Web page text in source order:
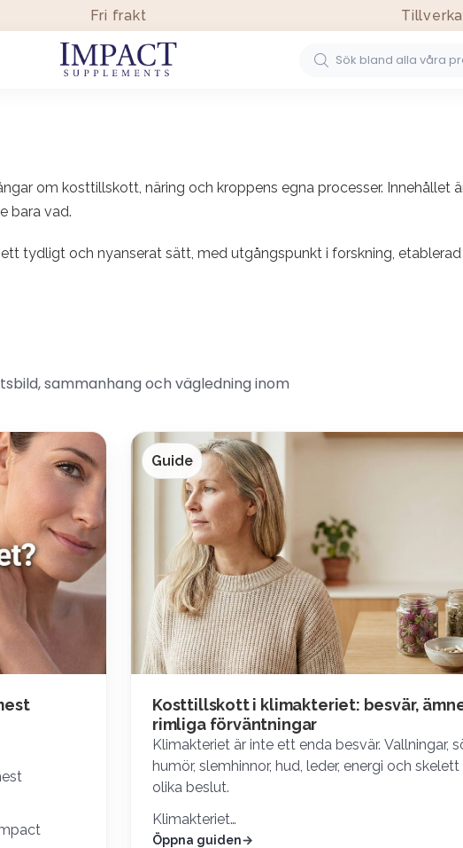
Fri frakt
om kosttillskott, näring och kroppens egna processer. Innehållet
bara vad.
tydligt och nyanserat sätt, med utgångspunkt i forskning,
sammanhang och vägledning inom
Guide
Kosttillskott i klimakteriet: besvär,
rimliga förväntningar
Klimakteriet är inte ett enda besvär. Vallningar,
humör, slemhinnor, hud, leder, energi och
olika beslut.
Klimakteriet…
Öppna guiden